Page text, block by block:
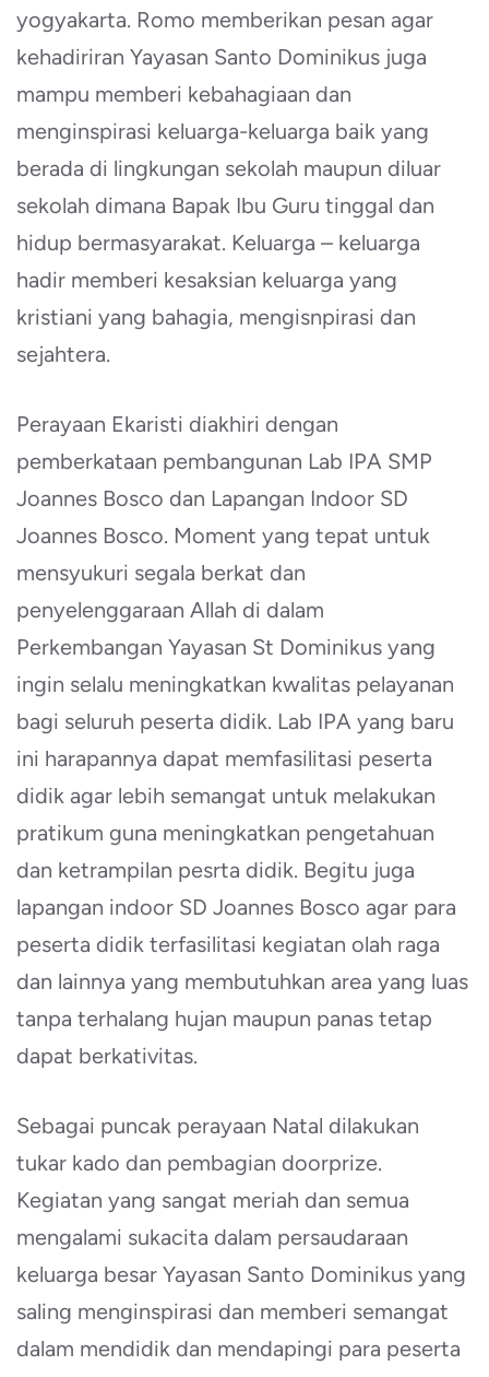
yogyakarta. Romo memberikan pesan agar
kehadiriran Yayasan Santo Dominikus juga
mampu memberi kebahagiaan dan
menginspirasi keluarga-keluarga baik yang
berada di lingkungan sekolah maupun diluar
sekolah dimana Bapak Ibu Guru tinggal dan
hidup bermasyarakat. Keluarga – keluarga
hadir memberi kesaksian keluarga yang
kristiani yang bahagia, mengisnpirasi dan
sejahtera.
Perayaan Ekaristi diakhiri dengan
pemberkataan pembangunan Lab IPA SMP
Joannes Bosco dan Lapangan Indoor SD
Joannes Bosco. Moment yang tepat untuk
mensyukuri segala berkat dan
penyelenggaraan Allah di dalam
Perkembangan Yayasan St Dominikus yang
ingin selalu meningkatkan kwalitas pelayanan
bagi seluruh peserta didik. Lab IPA yang baru
ini harapannya dapat memfasilitasi peserta
didik agar lebih semangat untuk melakukan
pratikum guna meningkatkan pengetahuan
dan ketrampilan pesrta didik. Begitu juga
lapangan indoor SD Joannes Bosco agar para
peserta didik terfasilitasi kegiatan olah raga
dan lainnya yang membutuhkan area yang luas
tanpa terhalang hujan maupun panas tetap
dapat berkativitas.
Sebagai puncak perayaan Natal dilakukan
tukar kado dan pembagian doorprize.
Kegiatan yang sangat meriah dan semua
mengalami sukacita dalam persaudaraan
keluarga besar Yayasan Santo Dominikus yang
saling menginspirasi dan memberi semangat
dalam mendidik dan mendapingi para peserta